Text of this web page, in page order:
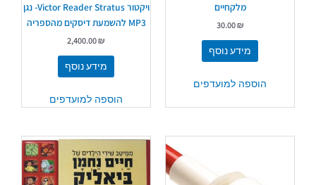
מלקחיים
30.00₪
מידע נוסף
הוספה למועדפים
ויקטור Victor Reader Stratus- נגן
MP3 להשמעת דיסקים מהספריה
2,400.00₪
מידע נוסף
הוספה למועדפים